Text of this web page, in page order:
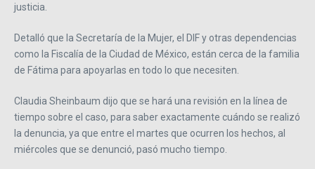
justicia.
Detalló que la Secretaría de la Mujer, el DIF y otras dependencias
como la Fiscalía de la Ciudad de México, están cerca de la familia
de Fátima para apoyarlas en todo lo que necesiten.
Claudia Sheinbaum dijo que se hará una revisión en la línea de
tiempo sobre el caso, para saber exactamente cuándo se realizó
la denuncia, ya que entre el martes que ocurren los hechos, al
miércoles que se denunció, pasó mucho tiempo.